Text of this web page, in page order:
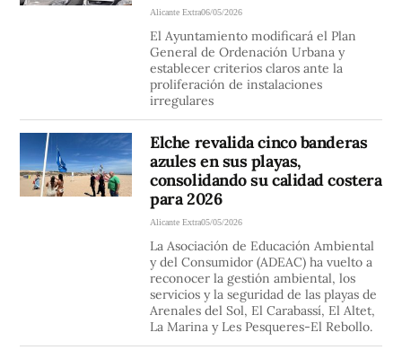
Alicante Extra06/05/2026
El Ayuntamiento modificará el Plan
General de Ordenación Urbana y
establecer criterios claros ante la
proliferación de instalaciones
irregulares
Elche revalida cinco banderas
azules en sus playas,
consolidando su calidad costera
para 2026
Alicante Extra05/05/2026
La Asociación de Educación Ambiental
y del Consumidor (ADEAC) ha vuelto a
reconocer la gestión ambiental, los
servicios y la seguridad de las playas de
Arenales del Sol, El Carabassí, El Altet,
La Marina y Les Pesqueres-El Rebollo.